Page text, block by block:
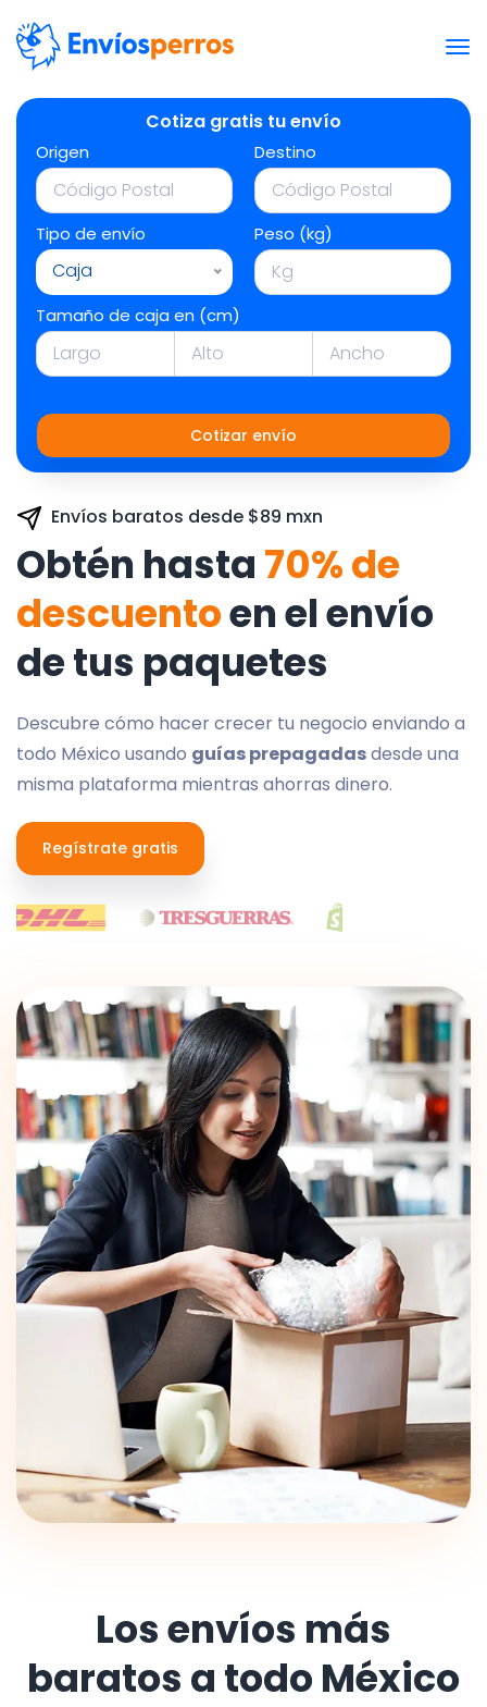
Cotiza gratis tu envío
Origen Destino
Tipo de envío
Caja
Peso (kg)
Tamaño de caja en (cm)
Cotizar envío
Envíos baratos desde $89 mxn
Obtén hasta 70% de
descuentoen el envío
de tus paquetes
Descubre cómo hacer crecer tu negocio enviando a
todo México usando guías prepagadasdesde una
misma plataforma mientras ahorras dinero.
Regístrate gratis
Los envíos más
baratos a todo México